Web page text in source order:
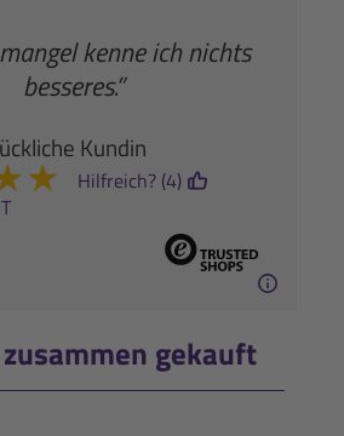
kenne ich nichts
besseres.”
Kundin
★ Hilfreich? (4)
gekauft